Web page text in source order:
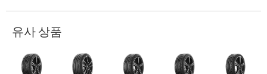
유사 상품